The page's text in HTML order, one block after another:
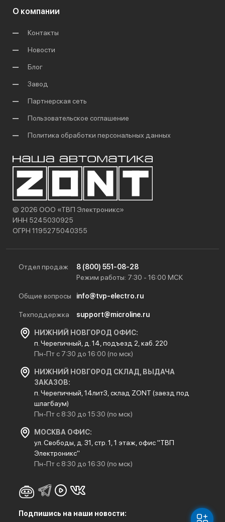
О компании
Контакты
Новости
Блог
Завод
Партнерская сеть
Пользовательское соглашение
Политика обработки персональных данных
© 2026 ООО «ТВП Электроникс»
ИНН 5245030925
ОГРН 1195275040355
Отдел продаж
8 (800) 551-08-28
Режим работы: 7:30 - 16:00 МСК
Общие вопросы info@tvp-electro.ru
Техподдержка support@microline.ru
НИЖНИЙ НОВГОРОД ОФИС:
п. Черепичный, д. 14, подъезд 2, каб. 220
Пн-Пт с 7:30 до 16:00 (по мск)
НИЖНИЙ НОВГОРОД СКЛАД, ВЫДАЧА
ЗАКАЗОВ:
п. Черепичный, 14лит3, склад ZONT (заезд под
шлагбаум)
Пн-Пт с 8:30 до 15:30 (по мск)
МОСКВА ОФИС:
ул. Свободы, д. 31, стр. 1, 1 этаж, офис "ТВП
Электроникс"
Пн-Пт с 8:30 до 16:30 (по мск)
Подпишись на наши новости: